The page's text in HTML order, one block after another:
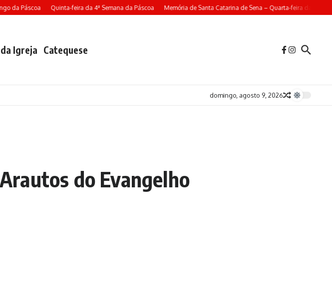
da Páscoa Quinta-feira da 4ª Semana da Páscoa Memória de Santa Catarina de Sena – Quarta-feira da 4ª
Igreja Catequese
domingo, agosto 9, 2026
do Evangelho